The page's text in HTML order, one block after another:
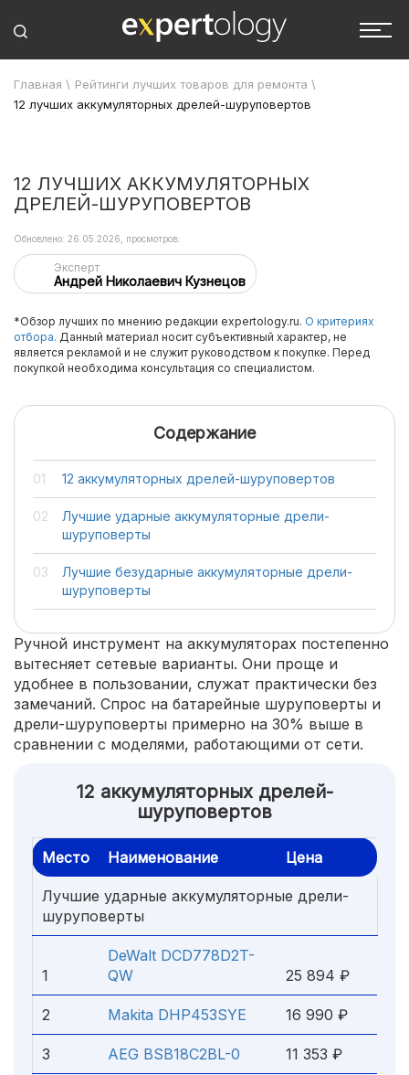
Главная \ Рейтинги лучших товаров для ремонта \
12 лучших аккумуляторных дрелей-шуруповертов
12 ЛУЧШИХ АККУМУЛЯТОРНЫХ
ДРЕЛЕЙ-ШУРУПОВЕРТОВ
Эксперт
Андрей Николаевич Кузнецов
Обновлено: 26.05.2026, просмотров:
*Обзор лучших по мнению редакции expertology.ru. О критериях
отбора. Данный материал носит субъективный характер, не
является рекламой и не служит руководством к покупке. Перед
покупкой необходима консультация со специалистом.
Содержание
12 аккумуляторных дрелей-шуруповертов
Лучшие ударные аккумуляторные дрели-
шуруповерты
Лучшие безударные аккумуляторные дрели-
шуруповерты
Ручной инструмент на аккумуляторах постепенно
вытесняет сетевые варианты. Они проще и
удобнее в пользовании, служат практически без
замечаний. Спрос на батарейные шуруповерты и
дрели-шуруповерты примерно на 30% выше в
сравнении с моделями, работающими от сети.
12 аккумуляторных дрелей-
шуруповертов
Место Наименование Цена
Лучшие ударные аккумуляторные дрели-
шуруповерты
1
DeWalt DCD778D2T-
QW
25 894 ₽
2 Makita DHP453SYE 16 990 ₽
3 AEG BSB18C2BL-0 11 353 ₽